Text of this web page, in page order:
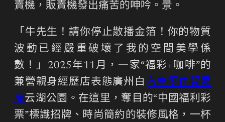
賣機，販賣機發出痛苦的呻吟。景。
「牛先生！請你停止散播金箔！你的物質
波動已經嚴重破壞了我的空間美學係
數！」2025年11月，一家“福彩+咖啡”的
兼營親身經歷店表態廣州白 汽車零件貿易
商云湖公園。在這里，奪目的“中國福利彩
票”標識招牌、時尚簡約的裝修風格，一杯